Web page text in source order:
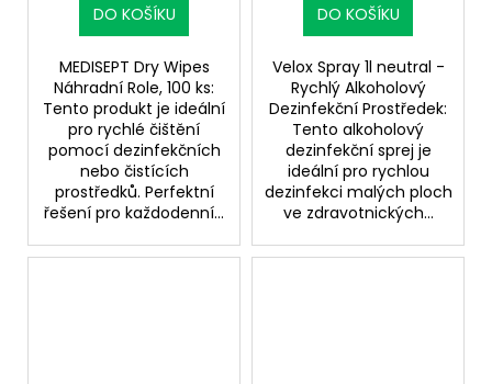
DO KOŠÍKU
MEDISEPT Dry Wipes
Náhradní Role, 100 ks:
Tento produkt je ideální
pro rychlé čištění
pomocí dezinfekčních
nebo čistících
prostředků. Perfektní
řešení pro každodenní...
DO KOŠÍKU
Velox Spray 1l neutral -
Rychlý Alkoholový
Dezinfekční Prostředek:
Tento alkoholový
dezinfekční sprej je
ideální pro rychlou
dezinfekci malých ploch
ve zdravotnických...